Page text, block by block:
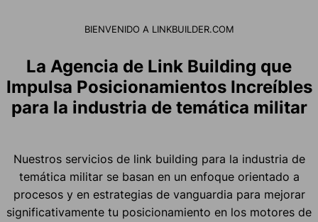
BIENVENIDO A LINKBUILDER.COM
La Agencia de Link Building que
Impulsa Posicionamientos Increíbles
para la industria de temática militar
Nuestros servicios de link building para la industria de
temática militar se basan en un enfoque orientado a
procesos y en estrategias de vanguardia para mejorar
significativamente tu posicionamiento en los motores de